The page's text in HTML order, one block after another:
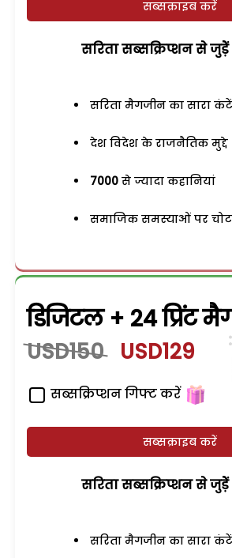
सब्सक्राइब करें
सरिता सब्सक्रिप्शन से
सरिता मैगजीन का सारा
देश विदेश के राजनैतिक मुद्दे
7000 से ज्यादा कहानियां
समाजिक समस्याओं पर
डिजिटल + 24 प्रिंट
USD150 USD129
सब्सक्रिप्शन गिफ्ट करें
सब्सक्राइब करें
सरिता सब्सक्रिप्शन से
सरिता मैगजीन का सारा